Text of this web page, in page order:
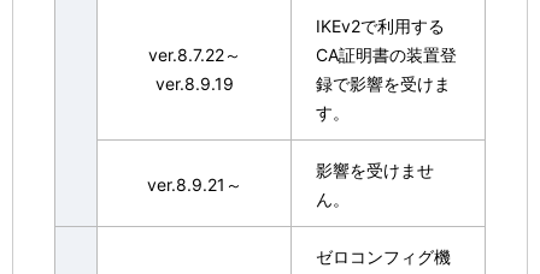
ver.8.7.22～
ver.8.9.19
IKEv2で利用する
CA証明書の装置登
録で影響を受けま
す。
ver.8.9.21～
影響を受けませ
ん。
ゼロコンフィグ機